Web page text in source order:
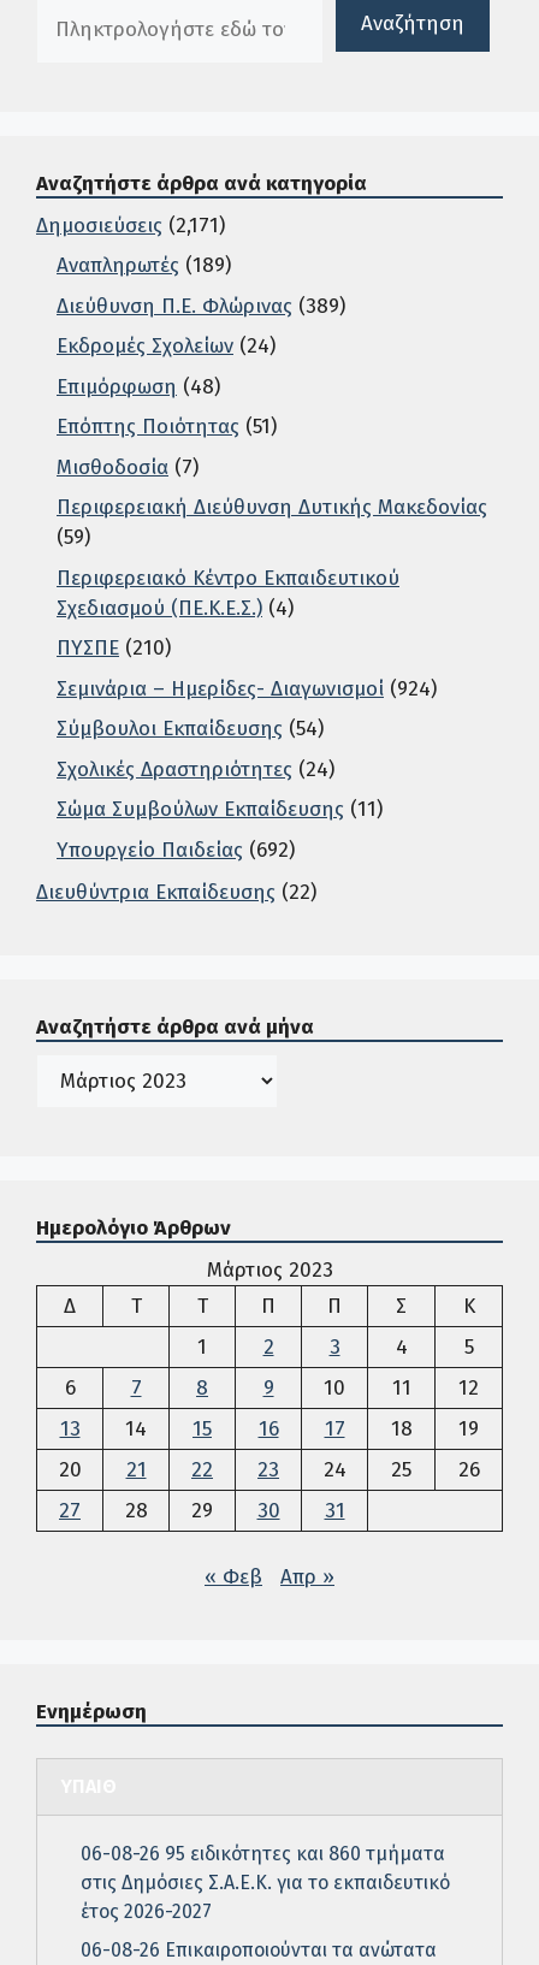
Αναζήτηση
Αναζητήστε άρθρα ανά κατηγορία
Δημοσιεύσεις (2,171)
Αναπληρωτές (189)
Διεύθυνση Π.Ε. Φλώρινας (389)
Εκδρομές Σχολείων (24)
Επιμόρφωση (48)
Επόπτης Ποιότητας (51)
Μισθοδοσία (7)
Περιφερειακή Διεύθυνση Δυτικής Μακεδονίας
(59)
Περιφερειακό Κέντρο Εκπαιδευτικού
Σχεδιασμού (ΠΕ.Κ.Ε.Σ.) (4)
ΠΥΣΠΕ (210)
Σεμινάρια – Ημερίδες- Διαγωνισμοί (924)
Σύμβουλοι Εκπαίδευσης (54)
Σχολικές Δραστηριότητες (24)
Σώμα Συμβούλων Εκπαίδευσης (11)
Υπουργείο Παιδείας (692)
Διευθύντρια Εκπαίδευσης (22)
Αναζητήστε άρθρα ανά μήνα
Ιστορικό
Ημερολόγιο Άρθρων
Μάρτιος 2023
ΔΔευτέρα
ΤΤρίτη ΤΤετάρτη
Π Πέμπτη
Π Παρασκευή
Σ Σάββατο
Κ
1
2 3 4
5
6
7 8 9 10 11
12
13
14 15 16 17 18
19
20
21 22 23 24 25
26
27
28 29 30 31
« Φεβ Απρ »
Ενημέρωση
06-08-26 95 ειδικότητες και 860 τμήματα
στις Δημόσιες Σ.Α.Ε.Κ. για το εκπαιδευτικό
έτος 2026-2027
06-08-26 Επικαιροποιούνται τα ανώτατα